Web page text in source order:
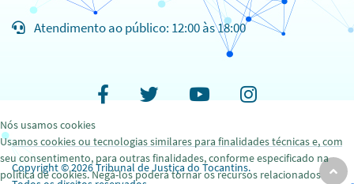
o
e-
transferência
Atendimento ao público: 12:00 às 18:00
FacebookTwitterYoutubeInstagram
Copyright © 2026 Tribunal de Justiça do Tocantins.
Nós usamos cookies
Usamos cookies ou tecnologias similares para finalidades técnicas e, com
seu consentimento, para outras finalidades, conforme especificado na
política de cookies. Negá-los poderá tornar os recursos relacionados